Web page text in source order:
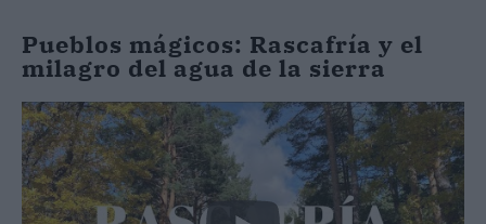
Pueblos mágicos: Rascafría y el
milagro del agua de la sierra